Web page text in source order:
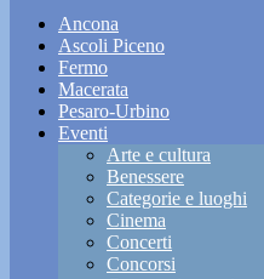
Ancona
Ascoli Piceno
Fermo
Macerata
Pesaro-Urbino
Eventi
Arte e cultura
Benessere
Categorie e luoghi
Cinema
Concerti
Concorsi